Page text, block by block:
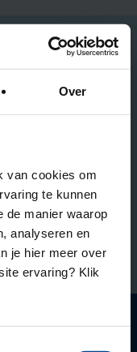
Over
van cookies om
te kunnen
de manier waarop
analyseren en
je hier meer over
ervaring? Klik
worden?
over onze